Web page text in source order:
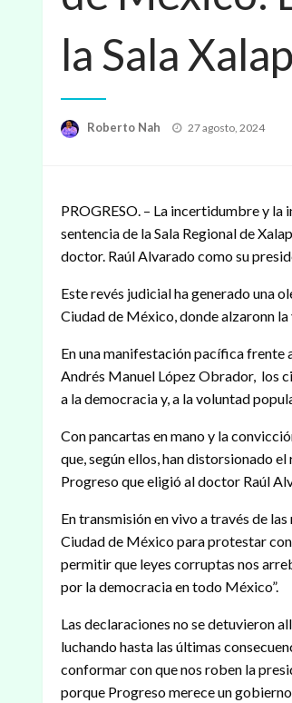
la Sala
Roberto Nah
Publicado
27 agosto, 2024
PROGRESO. – La incertidumbre y
sentencia de la Sala Regional de
doctor. Raúl Alvarado como su
Este revés judicial ha generado una
Ciudad de México, donde alzaronn
En una manifestación pacífica frente
Andrés Manuel López Obrador, los
a la democracia y, a la voluntad
Con pancartas en mano y la
que, según ellos, han distorsionado
Progreso que eligió al doctor Raúl
En transmisión en vivo a través de
Ciudad de México para protestar
permitir que leyes corruptas nos
por la democracia en todo México”.
Las declaraciones no se detuvieron
luchando hasta las últimas
conformar con que nos roben la
porque Progreso merece un